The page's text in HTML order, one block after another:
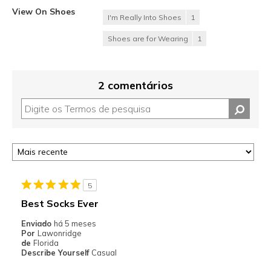
View On Shoes
I'm Really Into Shoes 1
Shoes are for Wearing 1
2 comentários
5
Best Socks Ever
Enviado há 5 meses
Por Lawonridge
de Florida
Describe Yourself Casual